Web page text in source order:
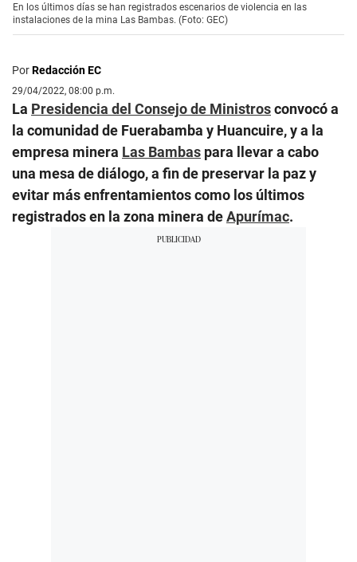
En los últimos días se han registrados escenarios de violencia en las
instalaciones de la mina Las Bambas. (Foto: GEC)
PorRedacción EC
29/04/2022, 08:00 p.m.
La Presidencia del Consejo de Ministrosconvocó a
la comunidad de Fuerabamba y Huancuire, y a la
empresa minera Las Bambas para llevar a cabo
una mesa de diálogo, a fin de preservar la paz y
evitar más enfrentamientos como los últimos
registrados en la zona minera deApurímac.